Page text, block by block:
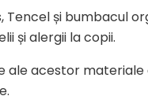
Tencel și bumbacul
și alergii la copii.
acestor materiale